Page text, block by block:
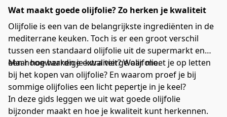
Wat maakt goede olijfolie? Zo herken je kwaliteit
Olijfolie is een van de belangrijkste ingrediënten in de
mediterrane keuken. Toch is er een groot verschil
tussen een standaard olijfolie uit de supermarkt en
een hoogwaardige extra vierge olijfolie.
Maar hoe herken je kwaliteit? Waar moet je op letten
bij het kopen van olijfolie? En waarom proef je bij
sommige olijfolies een licht pepertje in je keel?
In deze gids leggen we uit wat goede olijfolie
bijzonder maakt en hoe je kwaliteit kunt herkennen.